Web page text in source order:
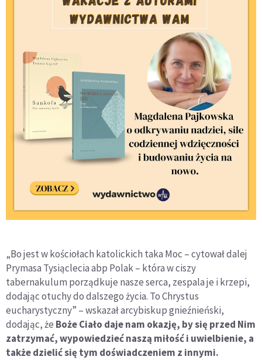
„Bo jest w kościołach katolickich taka Moc – cytował dalej
Prymasa Tysiąclecia abp Polak – która w ciszy
tabernakulum porządkuje nasze serca, zespala je i krzepi,
dodając otuchy do dalszego życia. To Chrystus
eucharystyczny” – wskazał arcybiskup gnieźnieński,
dodając, że Boże Ciało daje nam okazję, by się przed Nim
zatrzymać, wypowiedzieć naszą miłość i uwielbienie, a
także dzielić się tym doświadczeniem z innymi.